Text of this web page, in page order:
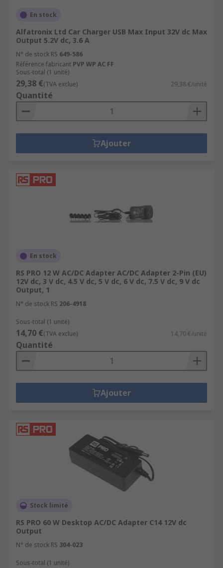
En stock
Alfatronix Ltd Car Charger USB Max Input 32V dc Max
Output 5.2V dc, 3.6 A
N° de stock RS 649-586
Référence fabricant PVP WP AC FF
Sous-total (1 unité)
29,38 €(TVA exclue) 29,38 €/unité
Quantité
Ajouter
En stock
RS PRO 12 W AC/DC Adapter AC/DC Adapter 2-Pin (EU)
12V dc, 3 V dc, 4.5 V dc, 5 V dc, 6 V dc, 7.5 V dc, 9 V dc
Output, 1
N° de stock RS 206-4918
Sous-total (1 unité)
14,70 €(TVA exclue) 14,70 €/unité
Quantité
Ajouter
Stock limité
RS PRO 60 W Desktop AC/DC Adapter C14 12V dc
Output
N° de stock RS 304-023
Sous-total (1 unité)